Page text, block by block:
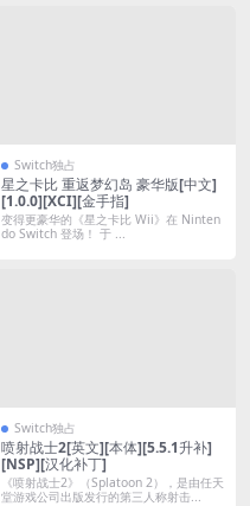
Switch独占
星之卡比 重返梦幻岛 豪华版[中文]
[1.0.0][XCI][金手指]
变得更豪华的《星之卡比 Wii》在 Ninten
do Switch 登场！ 于 ...
Switch独占
喷射战士2[英文][本体][5.5.1升补]
[NSP][汉化补丁]
《喷射战士2》（Splatoon 2），是由任天
堂游戏公司出版发行的第三人称射击...